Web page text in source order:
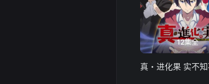
12集全